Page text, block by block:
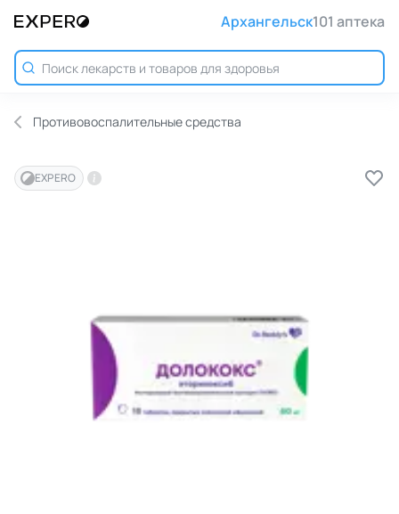
Архангельск101 аптека
Противовоспалительные средства
EXPERO